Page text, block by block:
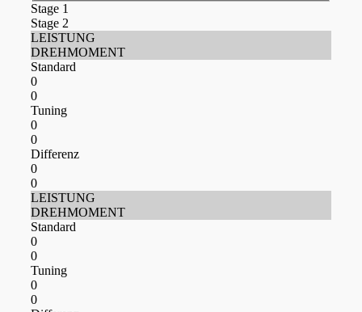
Stage 1
Stage 2
LEISTUNG
DREHMOMENT
Standard
0
0
Tuning
0
0
Differenz
0
0
LEISTUNG
DREHMOMENT
Standard
0
0
Tuning
0
0